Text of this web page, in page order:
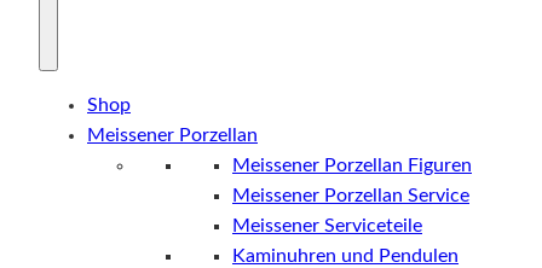
Shop
Meissener Porzellan
Meissener Porzellan Figuren
Meissener Porzellan Service
Meissener Serviceteile
Kaminuhren und Pendulen